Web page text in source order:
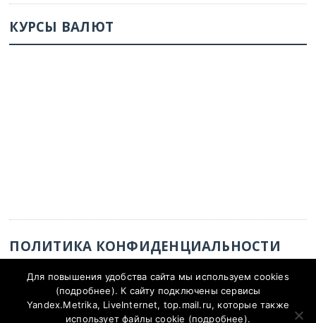
КУРСЫ ВАЛЮТ
ПОЛИТИКА КОНФИДЕНЦИАЛЬНОСТИ
Политика конфиденциальности
Для повышения удобства сайта мы используем cookies
(подробнее). К сайту подключены сервисы
Yandex.Metrika, LiveInternet, top.mail.ru, которые также
использует файлы cookie (подробнее).